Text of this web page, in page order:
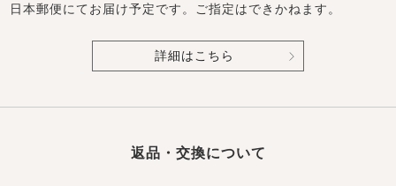
日本郵便にてお届け予定です。ご指定はできかねます。
詳細はこちら
返品・交換について